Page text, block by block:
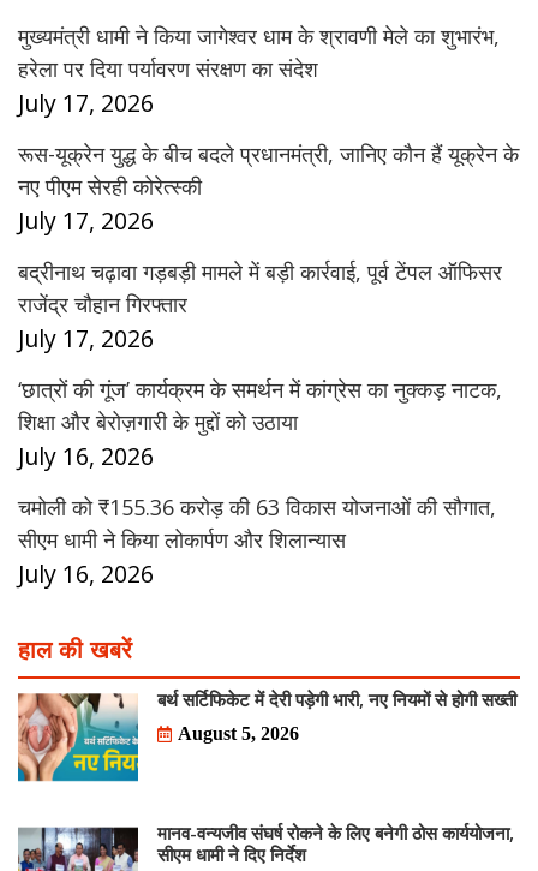
मुख्यमंत्री धामी ने किया जागेश्वर धाम के श्रावणी मेले का शुभारंभ,
हरेला पर दिया पर्यावरण संरक्षण का संदेश
July 17, 2026
रूस-यूक्रेन युद्ध के बीच बदले प्रधानमंत्री, जानिए कौन हैं यूक्रेन के
नए पीएम सेरही कोरेत्स्की
July 17, 2026
बद्रीनाथ चढ़ावा गड़बड़ी मामले में बड़ी कार्रवाई, पूर्व टेंपल ऑफिसर
राजेंद्र चौहान गिरफ्तार
July 17, 2026
‘छात्रों की गूंज’ कार्यक्रम के समर्थन में कांग्रेस का नुक्कड़ नाटक,
शिक्षा और बेरोज़गारी के मुद्दों को उठाया
July 16, 2026
चमोली को ₹155.36 करोड़ की 63 विकास योजनाओं की सौगात,
सीएम धामी ने किया लोकार्पण और शिलान्यास
July 16, 2026
हाल की खबरें
बर्थ सर्टिफिकेट में देरी पड़ेगी भारी, नए नियमों से होगी सख्ती
August 5, 2026
मानव-वन्यजीव संघर्ष रोकने के लिए बनेगी ठोस कार्ययोजना,
सीएम धामी ने दिए निर्देश